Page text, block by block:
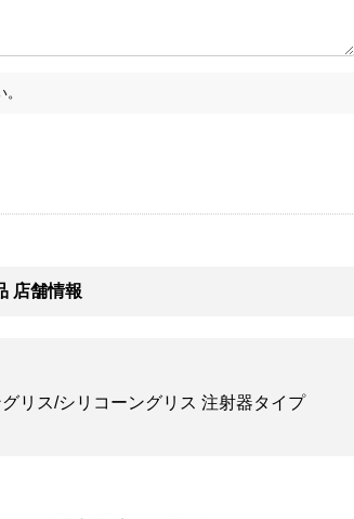
店舗情報
リス/シリコーングリス 注射器タイプ